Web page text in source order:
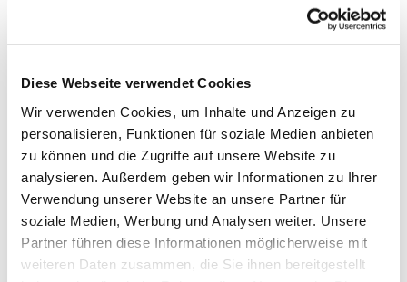
Diese Webseite verwendet Cookies
Wir verwenden Cookies, um Inhalte und Anzeigen zu
personalisieren, Funktionen für soziale Medien anbieten
zu können und die Zugriffe auf unsere Website zu
analysieren. Außerdem geben wir Informationen zu Ihrer
Verwendung unserer Website an unsere Partner für
soziale Medien, Werbung und Analysen weiter. Unsere
Partner führen diese Informationen möglicherweise mit
weiteren Daten zusammen, die Sie ihnen bereitgestellt
des Lebens mit der Transzendenz des Glaubens
und laden zu eigenen Gefühlen, Gedanken sowie
vor Ort sein und zur Ausstellung am Nachmittag
jeder selbst aktiv werden kann. Auf dem
Gelände der Kulturstiftung Schloss Wiepersdorf
gibt es an diesem Nachmittag noch mehr zu
entdecken im Rahmen des um 14:00 Uhr
beginnenden Frühlingsfestes. Besichtigungen
sind bis Ende September jeden Samstag und
Sonntag von 12:00 Uhr bis 17:00 Uhr möglich.
Herzlich willkommen!